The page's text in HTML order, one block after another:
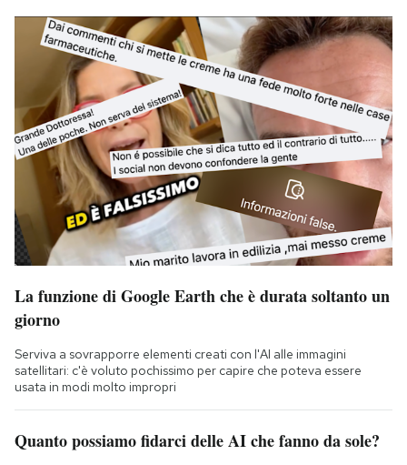
La funzione di Google Earth che è durata soltanto un
giorno
Serviva a sovrapporre elementi creati con l'AI alle immagini
satellitari: c'è voluto pochissimo per capire che poteva essere
usata in modi molto impropri
Quanto possiamo fidarci delle AI che fanno da sole?